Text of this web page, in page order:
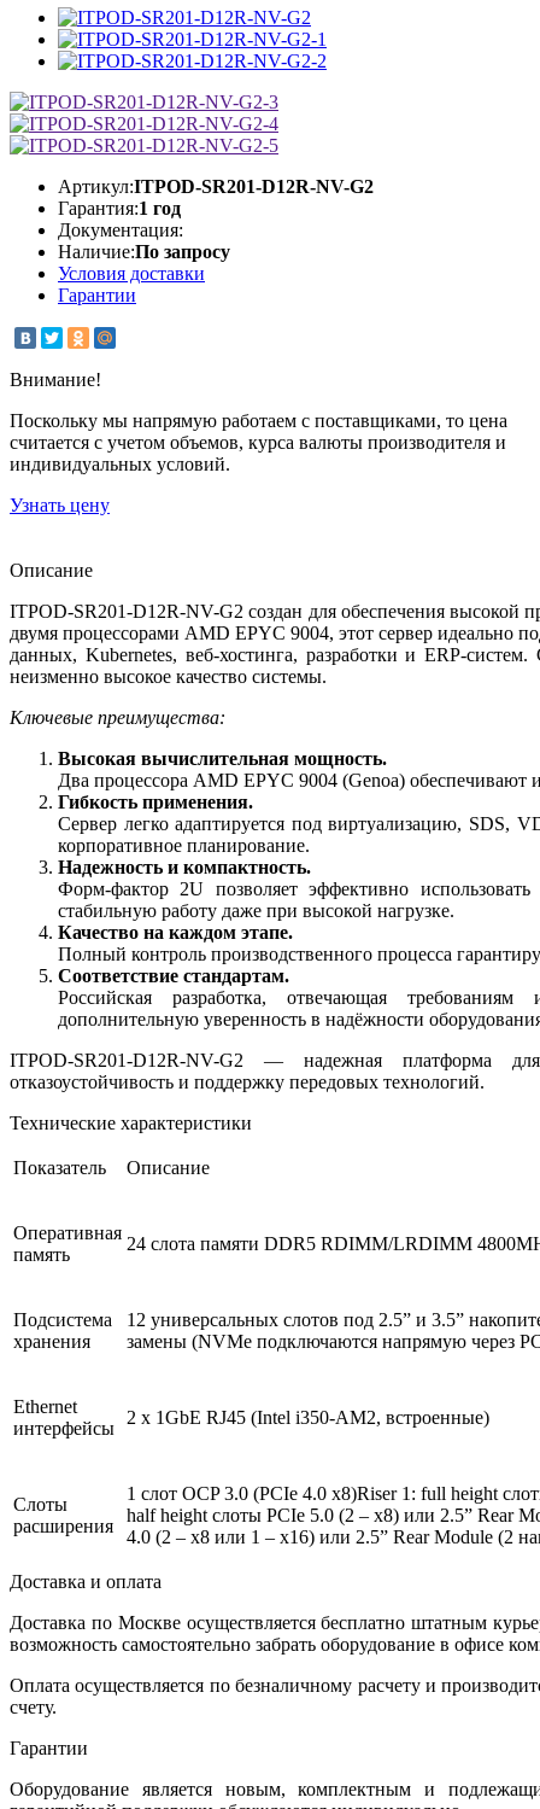
Артикул:ITPOD‑SR201‑D12R-NV-G2
Гарантия:1 год
Документация:
Наличие:По запросу
Условия доставки
Гарантии
Внимание!
Поскольку мы напрямую работаем с поставщиками, то цена
считается с учетом объемов, курса валюты производителя и
индивидуальных условий.
Узнать цену
Описание
ITPOD‑SR201‑D12R-NV-G2 создан для обеспечения
двумя процессорами AMD EPYC 9004, этот сервер идеально
данных, Kubernetes, веб‑хостинга, разработки и
неизменно высокое качество системы.
Ключевые преимущества:
Высокая вычислительная мощность.
Два процессора AMD EPYC 9004 (Genoa) обеспечивают
Гибкость применения.
Сервер легко адаптируется под виртуализацию, SDS,
корпоративное планирование.
Надежность и компактность.
Форм‑фактор 2U позволяет эффективно
стабильную работу даже при высокой нагрузке.
Качество на каждом этапе.
Полный контроль производственного процесса
Соответствие стандартам.
Российская разработка, отвечающая
дополнительную уверенность в надёжности
ITPOD‑SR201‑D12R-NV-G2 — надежная платформа
отказоустойчивость и поддержку передовых технологий.
Технические характеристики
Показатель Описание
Оперативная
память
24 слота памяти DDR5 RDIMM/LRDIMM
Подсистема
хранения
12 универсальных слотов под 2.5” и 3.5”
замены (NVMe подключаются напрямую через
Ethernet
интерфейсы
2 x 1GbE RJ45 (Intel i350‑AM2, встроенные)
Слоты
расширения
1 слот OCP 3.0 (PCIe 4.0 x8)Riser 1: full height
half height слоты PCIe 5.0 (2 – x8) или 2.5” Rear
4.0 (2 – x8 или 1 – x16) или 2.5” Rear Module (2
Доставка и оплата
Доставка по Москве осуществляется бесплатно штатным
возможность самостоятельно забрать оборудование в офисе
Оплата осуществляется по безналичному расчету и
счету.
Гарантии
Оборудование является новым, комплектным и